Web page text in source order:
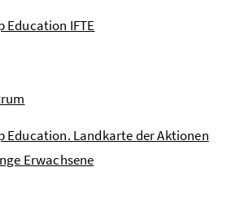
Education IFTE
Education. Landkarte der Aktionen
Erwachsene